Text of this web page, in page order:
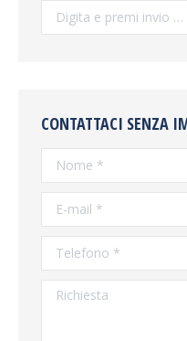
Cerca
CONTATTACI SENZA
Nome *
E-mail *
Telefono *
Richiesta